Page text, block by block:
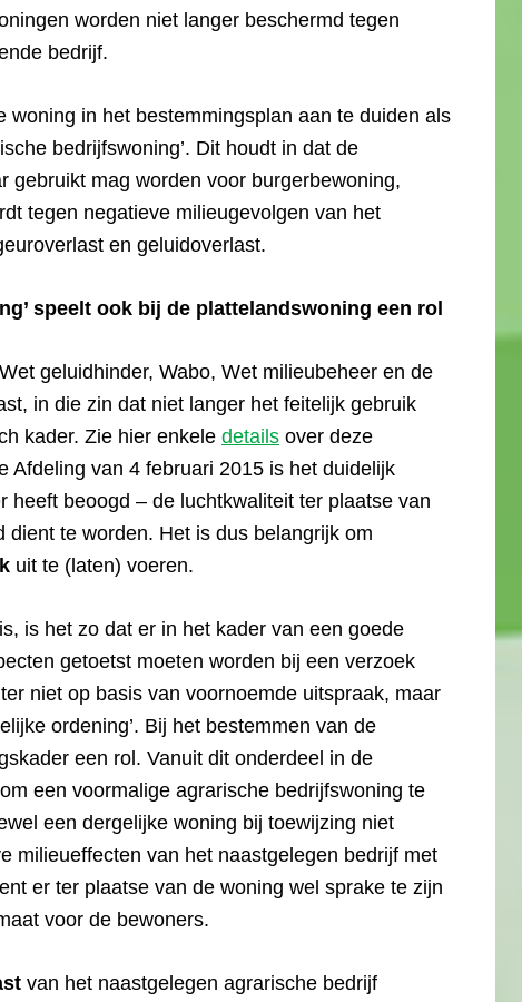
worden niet langer beschermd tegen
bedrijf.
woning in het bestemmingsplan aan te duiden als
bedrijfswoning’. Dit houdt in dat de
gebruikt mag worden voor burgerbewoning,
tegen negatieve milieugevolgen van het
en geluidoverlast.
speelt ook bij de plattelandswoning een rol
geluidhinder, Wabo, Wet milieubeheer en de
in die zin dat niet langer het feitelijk gebruik
kader. Zie hier enkele details over deze
Afdeling van 4 februari 2015 is het duidelijk
heeft beoogd – de luchtkwaliteit ter plaatse van
te worden. Het is dus belangrijk om
uit te (laten) voeren.
is het zo dat er in het kader van een goede
getoetst moeten worden bij een verzoek
niet op basis van voornoemde uitspraak, maar
ordening’. Bij het bestemmen van de
een rol. Vanuit dit onderdeel in de
een voormalige agrarische bedrijfswoning te
een dergelijke woning bij toewijzing niet
milieueffecten van het naastgelegen bedrijf met
er ter plaatse van de woning wel sprake te zijn
voor de bewoners.
van het naastgelegen agrarische bedrijf